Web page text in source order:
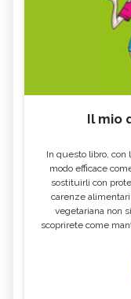
Il mio
In questo libro, con
modo efficace
sostituirli con
carenze
vegetariana non
scoprirete come